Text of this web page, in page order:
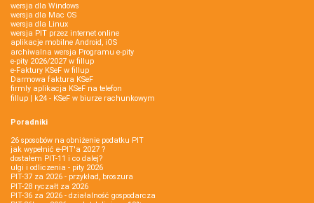
wersja dla Windows
wersja dla Mac OS
wersja dla Linux
wersja PIT przez internet online
aplikacje mobilne Android, iOS
archiwalna wersja Programu e-pity
e-pity 2026/2027 w fillup
e‑Faktury KSeF w fillup
Darmowa faktura KSeF
firmly aplikacja KSeF na telefon
fillup | k24 - KSeF w biurze rachunkowym
Poradniki
26 sposobów na obniżenie podatku PIT
jak wypełnić e-PIT'a 2027 ?
dostałem PIT-11 i co dalej?
ulgi i odliczenia - pity 2026
PIT-37 za 2026 - przykład, broszura
PIT-28 ryczałt za 2026
PIT-36 za 2026 - działalność gospodarcza